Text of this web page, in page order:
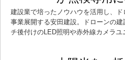
建設業で培ったノウハウを活用し、
事業展開する安田建設。ドローンの
チ後付けのLED照明や赤外線カメラユ